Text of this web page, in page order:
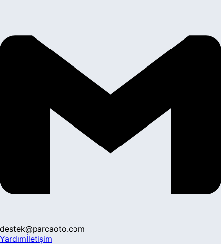
destek@parcaoto.com
Yardımİletişim